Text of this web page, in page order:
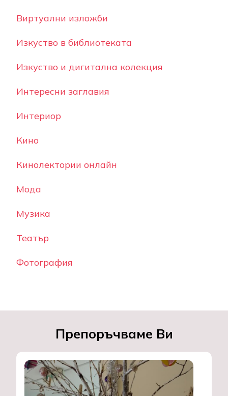
Виртуални изложби
Изкуство в библиотеката
Изкуство и дигитална колекция
Интересни заглавия
Интериор
Кино
Кинолектории онлайн
Мода
Музика
Театър
Фотография
Препоръчваме Ви